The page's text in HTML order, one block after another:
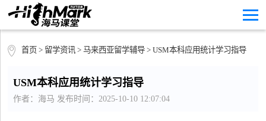
首页 > 留学资讯> 马来西亚留学辅导> USM本科应用统计学习指导
USM本科应用统计学习指导
作者：海马 发布时间：2025-10-10 12:07:04